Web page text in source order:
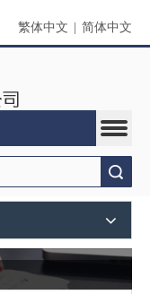
繁体中文 简体中文